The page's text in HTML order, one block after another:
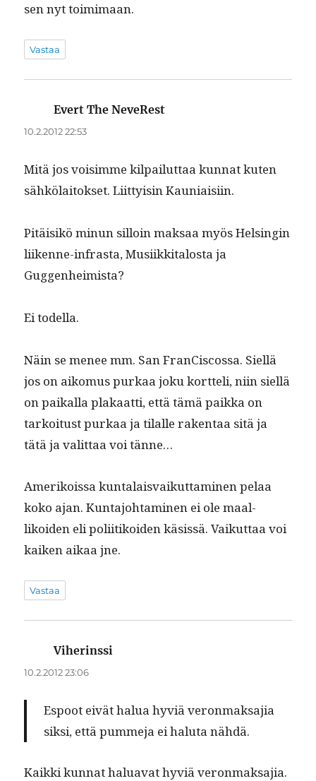
sen nyt toimimaan.
Vastaa
Evert The NeveRest
10.2.2012 22:53
Mitä jos voisimme kil­pailut­taa kun­nat kuten
sähkölaitok­set. Liit­ty­isin Kauniaisiin.
Pitäisikö min­un sil­loin mak­saa myös Helsin­gin
liikenne-infra­s­ta, Musi­ikki­talosta ja
Guggenheimista?
Ei todel­la.
Näin se menee mm. San Fran­Cis­cos­sa. Siel­lä
jos on aiko­mus purkaa joku kort­teli, niin siel­lä
on paikalla plakaat­ti, että tämä paik­ka on
tarkoi­tust purkaa ja tilalle rak­en­taa sitä ja
tätä ja valit­taa voi tänne…
Amerikois­sa kun­ta­lais­vaikut­ta­mi­nen pelaa
koko ajan. Kun­ta­jo­ht­a­mi­nen ei ole maal­
likoiden eli poli­itikoiden käsis­sä. Vaikut­taa voi
kaiken aikaa jne.
Vastaa
Viherinssi
10.2.2012 23:06
Espoot eivät halua hyviä veron­mak­sajia
sik­si, että pum­me­ja ei halu­ta nähdä.
Kaik­ki kun­nat halu­a­vat hyviä veron­mak­sajia.